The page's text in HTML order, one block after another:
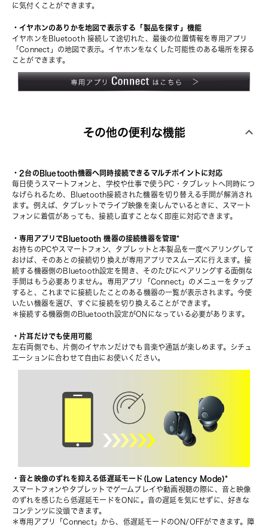
に気付くことができます。
・イヤホンのありかを地図で表示する「製品を探す」機能
イヤホンをBluetooth 接続して途切れた、最後の位置情報を専用アプリ
「Connect」の地図で表示。イヤホンをなくした可能性のある場所を探る
ことができます。
その他の便利な機能
・2台のBluetooth機器へ同時接続できるマルチポイントに対応
毎日使うスマートフォンと、学校や仕事で使うPC・タブレットへ同時につ
なげられるため、Bluetooth接続された機器を切り替える手間が解消され
ます。例えば、タブレットでライブ映像を楽しんでいるときに、スマート
フォンに着信があっても、接続し直すことなく即座に対応できます。
・専用アプリでBluetooth 機器の接続機器を管理*
お持ちのPCやスマートフォン、タブレットと本製品を一度ペアリングして
おけば、そのあとの接続切り換えが専用アプリでスムーズに行えます。接
続する機器側のBluetooth設定を開き、そのたびにペアリングする面倒な
手間はもう必要ありません。専用アプリ「Connect」のメニューをタップ
すると、これまでに接続したことのある機器の一覧が表示されます。今使
いたい機器を選び、すぐに接続を切り換えることができます。
＊接続する機器側のBluetooth設定がONになっている必要があります。
・片耳だけでも使用可能
左右両側でも、片側のイヤホンだけでも音楽や通話が楽しめます。シチュ
エーションに合わせて自由にお使いください。
・音と映像のずれを抑える低遅延モード(Low Latency Mode)*
スマートフォンやタブレットでゲームプレイや動画視聴の際に、音と映像
のずれを感じたら低遅延モードをONに。音の遅延を気にせずに、好きな
コンテンツに没頭できます。
＊専用アプリ「Connect」から、低遅延モードのON/OFFができます。障